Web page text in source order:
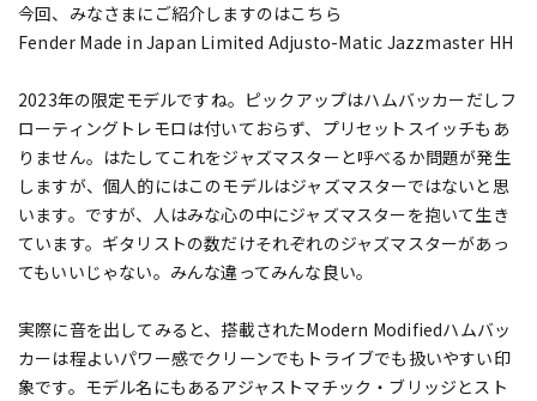
今回、みなさまにご紹介しますのはこちら
Fender Made in Japan Limited Adjusto-Matic Jazzmaster HH
2023年の限定モデルですね。ピックアップはハムバッカーだしフ
ローティングトレモロは付いておらず、プリセットスイッチもあ
りません。はたしてこれをジャズマスターと呼べるか問題が発生
しますが、個人的にはこのモデルはジャズマスターではないと思
います。ですが、人はみな心の中にジャズマスターを抱いて生き
ています。ギタリストの数だけそれぞれのジャズマスターがあっ
てもいいじゃない。みんな違ってみんな良い。
実際に音を出してみると、搭載されたModern Modifiedハムバッ
カーは程よいパワー感でクリーンでもトライブでも扱いやすい印
象です。モデル名にもあるアジャストマチック・ブリッジとスト